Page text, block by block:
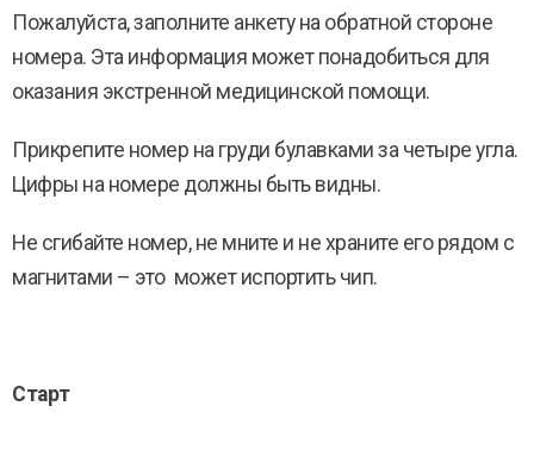
Пожалуйста, заполните анкету на обратной стороне
номера. Эта информация может понадобиться для
оказания экстренной медицинской помощи.
Прикрепите номер на груди булавками за четыре угла.
Цифры на номере должны быть видны.
Не сгибайте номер, не мните и не храните его рядом с
магнитами – это может испортить чип.
Старт